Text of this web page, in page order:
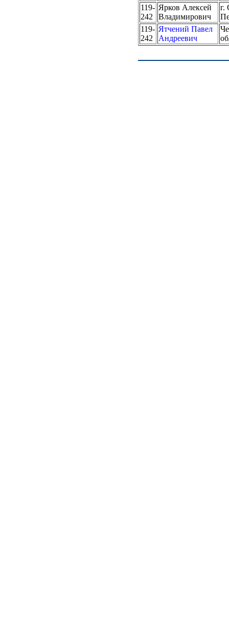
119-
242
Ярков Алексей
Владимирович
г.
119-
242
Ятчений Павел
Андреевич